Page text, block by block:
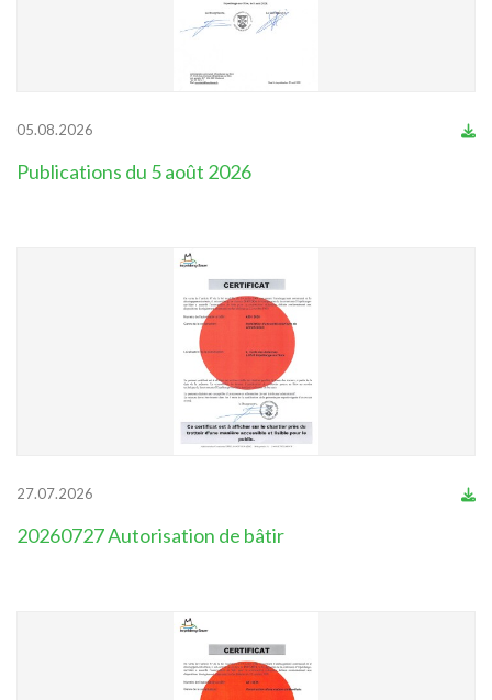
05.08.2026
Publications du 5 août 2026
27.07.2026
20260727 Autorisation de bâtir